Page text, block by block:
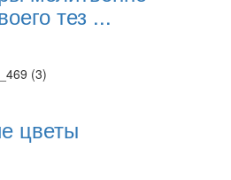
тез ...
цветы